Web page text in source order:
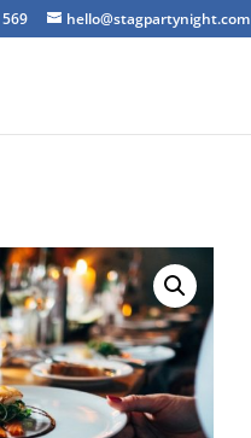
hello@stagpartynight.com